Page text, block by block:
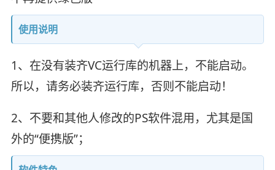
使用说明
1、在没有装齐VC运行库的机器上，不能启动。
所以，请务必装齐运行库，否则不能启动！
2、不要和其他人修改的PS软件混用，尤其是国
外的“便携版”；